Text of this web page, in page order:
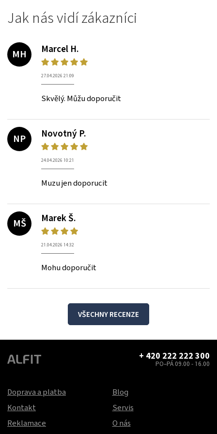
Jak nás vidí zákazníci
MH
Marcel H.
27.04.2026 21:09
Skvělý. Můžu doporučit
NP
Novotný P.
24.04.2026 10:21
Muzu jen doporucit
MŠ
Marek Š.
21.04.2026 14:32
Mohu doporučit
VŠECHNY RECENZE
+ 420 222 222 300
PO–PÁ 09.00 - 16.00
Doprava a platba
Kontakt
Reklamace
Blog
Servis
O nás